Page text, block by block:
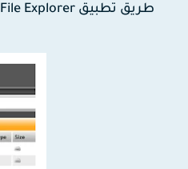
طريق تطبيق WiFi File Explorer .